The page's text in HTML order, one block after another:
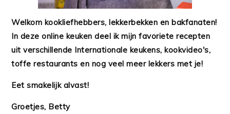
Welkom kookliefhebbers, lekkerbekken en bakfanaten!
In deze online keuken deel ik mijn favoriete recepten
uit verschillende Internationale keukens, kookvideo's,
toffe restaurants en nog veel meer lekkers met je!
Eet smakelijk alvast!
Groetjes, Betty